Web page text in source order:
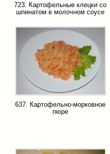
723. Картофельные клецки со
шпинатом в молочном соусе
637. Картофельно-морковное
пюре